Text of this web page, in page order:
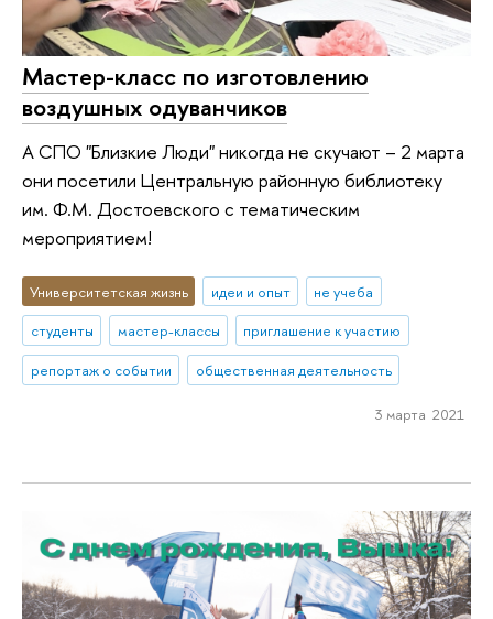
Мастер-класс по изготовлению
воздушных одуванчиков
А СПО "Близкие Люди" никогда не скучают – 2 марта
они посетили Центральную районную библиотеку
им. Ф.М. Достоевского с тематическим
мероприятием!
Университетская жизнь идеи и опыт
не учеба
студенты
мастер-классы
приглашение к участию
репортаж о событии
общественная деятельность
3 марта 2021